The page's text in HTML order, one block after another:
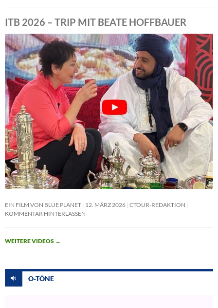
ITB 2026 – TRIP MIT BEATE HOFFBAUER
EIN FILM VON BLUE PLANET 12. MÄRZ 2026 CTOUR-REDAKTION
KOMMENTAR HINTERLASSEN
WEITERE VIDEOS →
O-TÖNE